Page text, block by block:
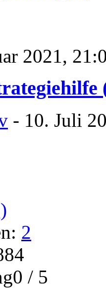
2021,
- 10. Juli
2
/ 5